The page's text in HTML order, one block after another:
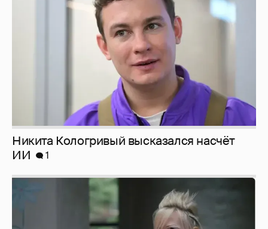
Певица Глюкоза рассказала о съёмках для
эротического журнала
3